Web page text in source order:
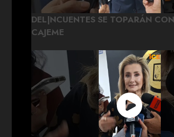
DEL|NCUENTES SE TOPARÁN
CAJEME